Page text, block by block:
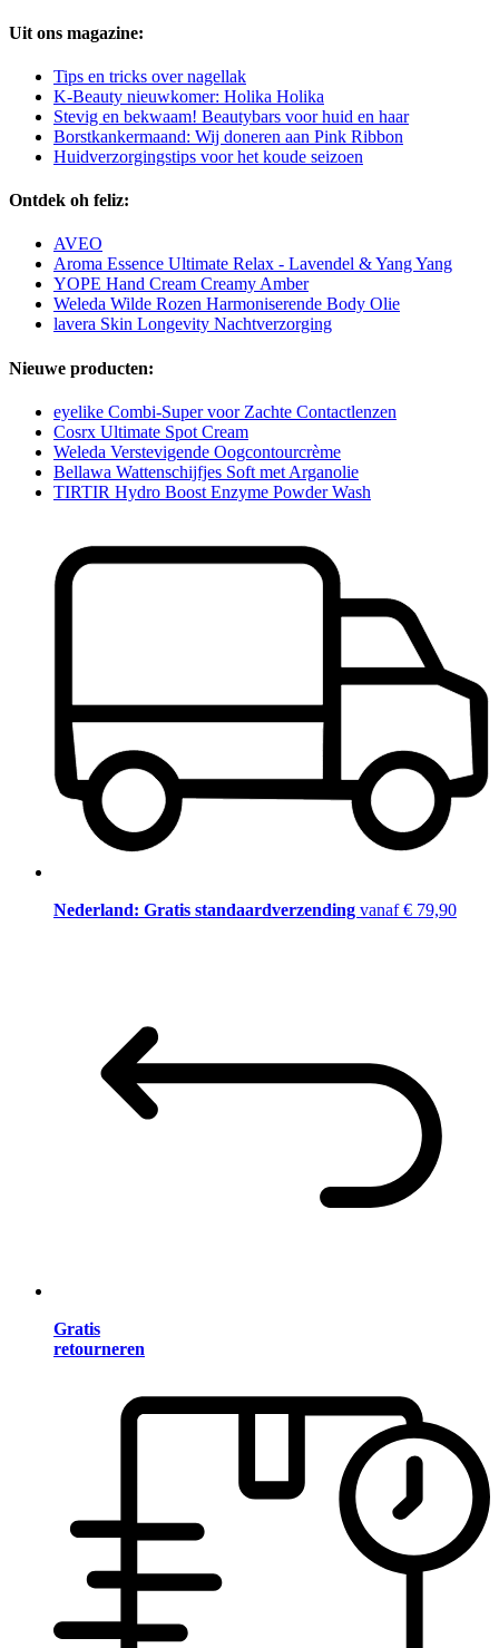
Uit ons magazine:
Tips en tricks over nagellak
K-Beauty nieuwkomer: Holika Holika
Stevig en bekwaam! Beautybars voor huid en haar
Borstkankermaand: Wij doneren aan Pink Ribbon
Huidverzorgingstips voor het koude seizoen
Ontdek oh feliz:
AVEO
Aroma Essence Ultimate Relax - Lavendel & Yang Yang
YOPE Hand Cream Creamy Amber
Weleda Wilde Rozen Harmoniserende Body Olie
lavera Skin Longevity Nachtverzorging
Nieuwe producten:
eyelike Combi-Super voor Zachte Contactlenzen
Cosrx Ultimate Spot Cream
Weleda Verstevigende Oogcontourcrème
Bellawa Wattenschijfjes Soft met Arganolie
TIRTIR Hydro Boost Enzyme Powder Wash
Nederland: Gratis standaardverzending vanaf € 79,90
Gratis
retourneren